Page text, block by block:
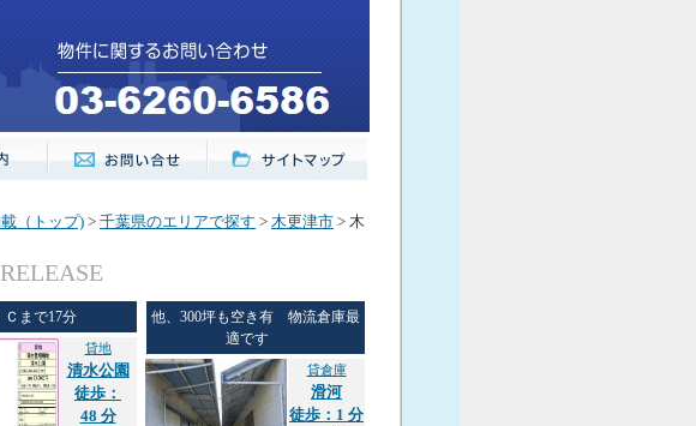
（トップ) > 千葉県のエリアで探す > 木更津市 > 木
Ｃまで17分
貸地
清水公園
徒歩：
48 分
他、300坪も空き有 物流倉庫最
適です
貸倉庫
滑河
徒歩：1 分